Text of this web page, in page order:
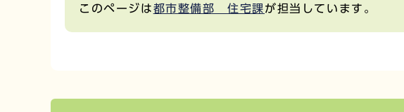
このページは都市整備部 住宅課が担当しています。